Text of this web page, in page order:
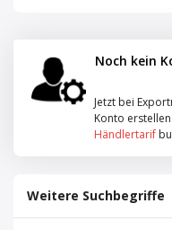
Noch kein
Jetzt bei
Konto
Händlertarif
Weitere Suchbegriffe